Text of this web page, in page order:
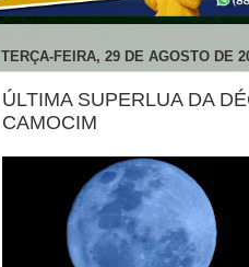
TERÇA-FEIRA, 29 DE AGOSTO DE
ÚLTIMA SUPERLUA DA
CAMOCIM